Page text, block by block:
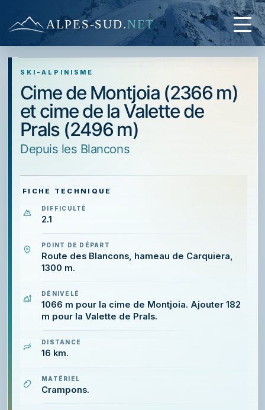
ALPES-SUD.NET
SKI-ALPINISME
Cime de Montjoia (2366 m)
et cime de la Valette de
Prals (2496 m)
depuis les Blancons
FICHE TECHNIQUE
DIFFICULTÉ
2.1
POINT DE DÉPART
Route des Blancons, hameau de Carquiera,
1300 m.
DÉNIVELÉ
1066 m pour la cime de Montjoia. Ajouter 182
m pour la Valette de Prals.
DISTANCE
16 km.
MATÉRIEL
Crampons.